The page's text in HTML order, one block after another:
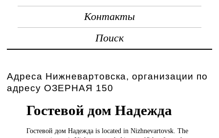
Контакты
Поиск
Адреса Нижневартовска, организации по
адресу ОЗЕРНАЯ 150
Гостевой дом Надежда
Гостевой домНадежда is located in Nizhnevartovsk. The